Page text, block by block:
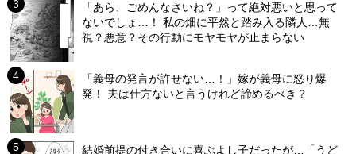
「あら、ごめんなさいね？」って絶対悪いと思って
ないでしょ…！ 私の畑に平然と踏み入る隣人…無
視？悪意？その行動にモヤモヤが止まらない
「義母の発言が許せない…！」嫁が義母に怒り爆
発！ 夫は仕方ないと言うけれど諦めるべき？
結婚前提の付き合いに喜ぶよし子だったが…「うど